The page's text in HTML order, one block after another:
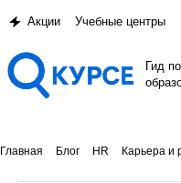
Акции Учебные центры
Гид
Главная Блог HR Карьера и